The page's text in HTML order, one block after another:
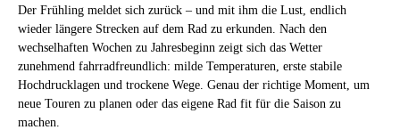
Der Frühling meldet sich zurück – und mit ihm die Lust, endlich
wieder längere Strecken auf dem Rad zu erkunden. Nach den
wechselhaften Wochen zu Jahresbeginn zeigt sich das Wetter
zunehmend fahrradfreundlich: milde Temperaturen, erste stabile
Hochdrucklagen und trockene Wege. Genau der richtige Moment, um
neue Touren zu planen oder das eigene Rad fit für die Saison zu
machen.